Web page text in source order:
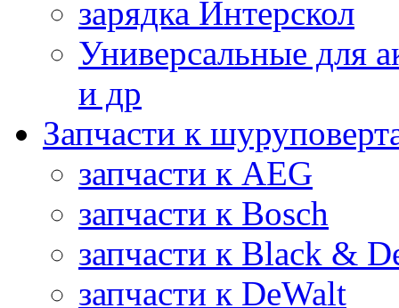
зарядка Интерскол
Универсальные для
и др
Запчасти к
запчасти к AEG
запчасти к Bosch
запчасти к Black &
запчасти к DeWalt